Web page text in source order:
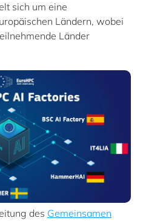
sich um eine
Ländern, wobei
Länder
des Gemeinsamen